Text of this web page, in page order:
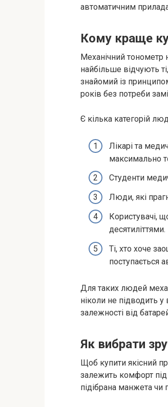
автоматичним
Кому краще
Механічний тонометр
найбільше відчують
знайомий із
років без потреби
Є кілька категорій
Лікарі та
максимально
Студенти
Люди, які
Користувачі,
десятиліттями.
Ті, хто хоче
поступається
Для таких людей
ніколи не підводить
залежності від
Як вибрати
Щоб купити якісний
залежить комфорт під
підібрана манжета чи